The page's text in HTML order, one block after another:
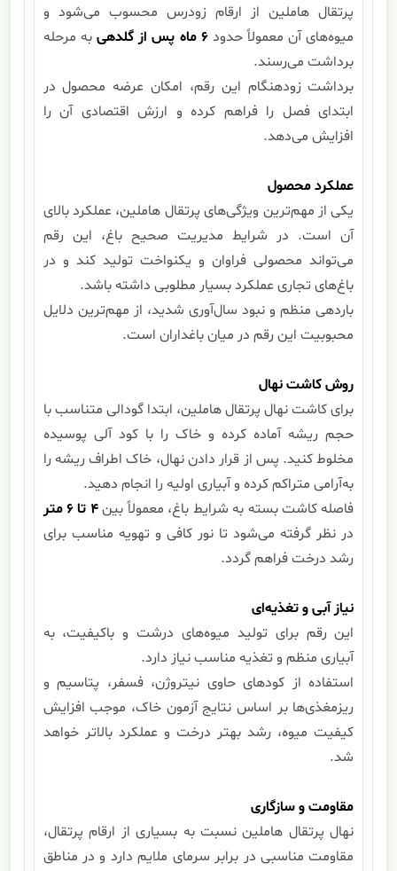
پرتقال هاملین از ارقام زودرس محسوب می‌شود و
میوه‌های آن معمولاً حدود۶ ماه پس از گلدهی به مرحله
برداشت می‌رسند.
برداشت زودهنگام این رقم، امکان عرضه محصول در
ابتدای فصل را فراهم کرده و ارزش اقتصادی آن را
افزایش می‌دهد.
عملکرد محصول
یکی از مهم‌ترین ویژگی‌های پرتقال هاملین، عملکرد بالای
آن است. در شرایط مدیریت صحیح باغ، این رقم
می‌تواند محصولی فراوان و یکنواخت تولید کند و در
باغ‌های تجاری عملکرد بسیار مطلوبی داشته باشد.
باردهی منظم و نبود سال‌آوری شدید، از مهم‌ترین دلایل
محبوبیت این رقم در میان باغداران است.
روش کاشت نهال
برای کاشت نهال پرتقال هاملین، ابتدا گودالی متناسب با
حجم ریشه آماده کرده و خاک را با کود آلی پوسیده
مخلوط کنید. پس از قرار دادن نهال، خاک اطراف ریشه را
به‌آرامی متراکم کرده و آبیاری اولیه را انجام دهید.
فاصله کاشت بسته به شرایط باغ، معمولاً بین۴ تا۶متر
در نظر گرفته می‌شود تا نور کافی و تهویه مناسب برای
رشد درخت فراهم گردد.
نیاز آبی و تغذیه‌ای
این رقم برای تولید میوه‌های درشت و باکیفیت، به
آبیاری منظم و تغذیه مناسب نیاز دارد.
استفاده از کودهای حاوی نیتروژن، فسفر، پتاسیم و
ریزمغذی‌ها بر اساس نتایج آزمون خاک، موجب افزایش
کیفیت میوه، رشد بهتر درخت و عملکرد بالاتر خواهد
شد.
مقاومت و سازگاری
نهال پرتقال هاملین نسبت به بسیاری از ارقام پرتقال،
مقاومت مناسبی در برابر سرمای ملایم دارد و در مناطق